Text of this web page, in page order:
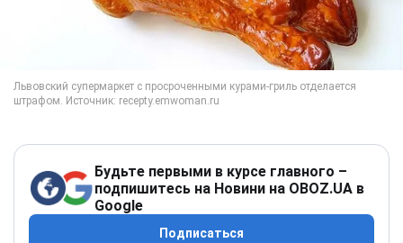
Будьте первыми в курсе главного –
подпишитесь на Новини на OBOZ.UA в
Google
Подписаться